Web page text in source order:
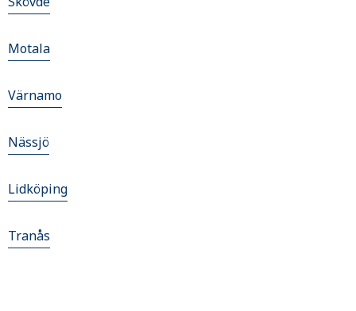
Motala
Värnamo
Nässjö
Lidköping
Tranås